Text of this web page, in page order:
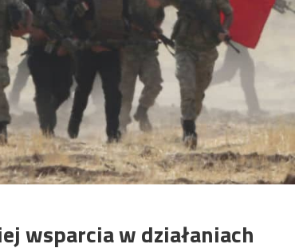
wsparcia w działaniach